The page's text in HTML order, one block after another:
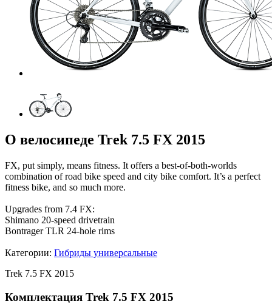
О велосипеде Trek 7.5 FX 2015
FX, put simply, means fitness. It offers a best-of-both-worlds
combination of road bike speed and city bike comfort. It’s a perfect
fitness bike, and so much more.
Upgrades from 7.4 FX:
Shimano 20-speed drivetrain
Bontrager TLR 24-hole rims
Категории: Гибриды универсальные
Trek 7.5 FX 2015
Комплектация Trek 7.5 FX 2015